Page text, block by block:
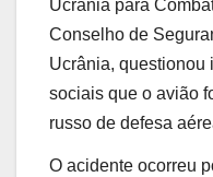
Ucrânia para
Conselho de
Ucrânia, questionou
sociais que o avião
russo de defesa
O acidente ocorreu